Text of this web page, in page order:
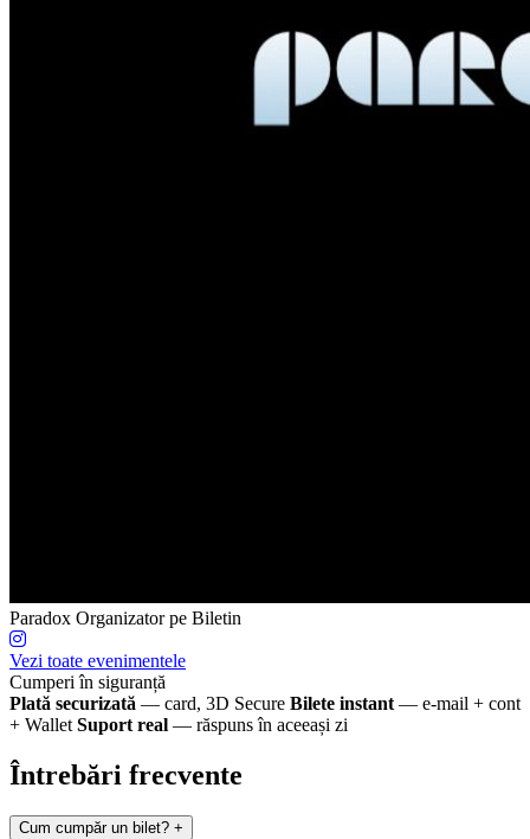
Paradox Organizator pe Biletin
Vezi toate evenimentele
Cumperi în siguranță
Plată securizată — card, 3D Secure Bilete instant — e-mail + cont
+ Wallet Suport real — răspuns în aceeași zi
Întrebări frecvente
Cum cumpăr un bilet? +